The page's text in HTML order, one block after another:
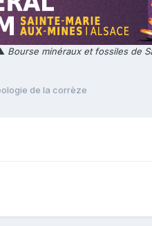
Bourse minéraux et fossiles de
de la corrèze